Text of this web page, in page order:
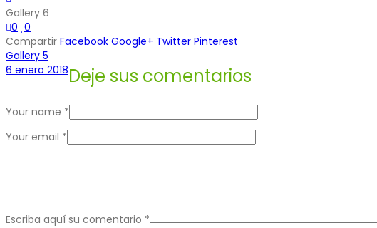
Gallery 6
0 0
Compartir Facebook Google+ Twitter Pinterest
Gallery 5
6 enero 2018Deje sus comentarios
Your name *
Your email *
Escriba aquí su comentario *